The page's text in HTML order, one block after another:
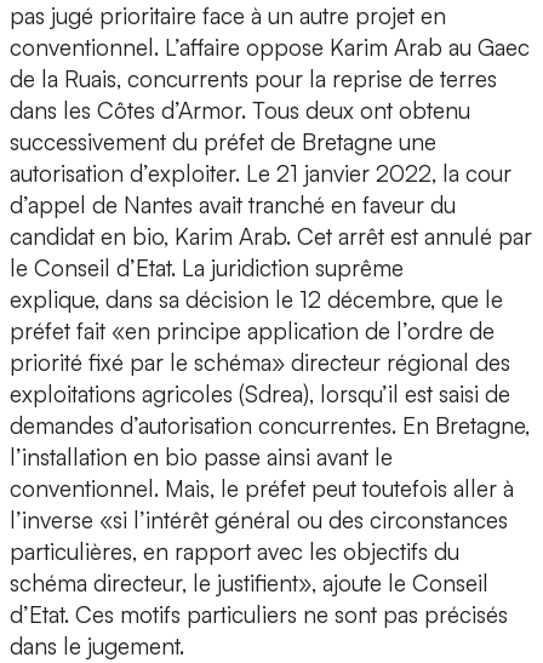
pas jugé prioritaire face à un autre projet en
conventionnel. L’affaire oppose Karim Arab au Gaec
de la Ruais, concurrents pour la reprise de terres
dans les Côtes d’Armor. Tous deux ont obtenu
successivement du préfet de Bretagne une
autorisation d’exploiter. Le 21 janvier 2022, la cour
d’appel de Nantes avait tranché en faveur du
candidat en bio, Karim Arab. Cet arrêt est annulé par
le Conseil d’Etat. La juridiction suprême
explique, dans sa décision le 12 décembre, que le
préfet fait «en principe application de l’ordre de
priorité fixé par le schéma» directeur régional des
exploitations agricoles (Sdrea), lorsqu’il est saisi de
demandes d’autorisation concurrentes. En Bretagne,
l’installation en bio passe ainsi avant le
conventionnel. Mais, le préfet peut toutefois aller à
l’inverse «si l’intérêt général ou des circonstances
particulières, en rapport avec les objectifs du
schéma directeur, le justifient», ajoute le Conseil
d’Etat. Ces motifs particuliers ne sont pas précisés
dans le jugement.